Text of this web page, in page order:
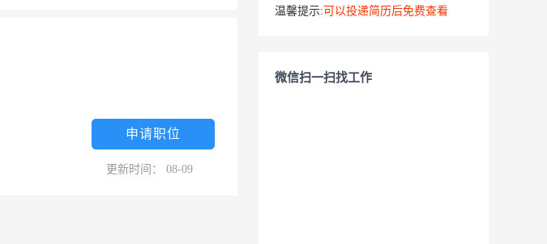
申请职位
更新时间： 08-09
温馨提示: 可以投递简历后免费查看
微信扫一扫找工作